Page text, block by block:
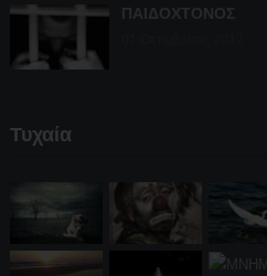
ΠΑΙΔΟΧΤΟΝΟΣ
Τυχαία